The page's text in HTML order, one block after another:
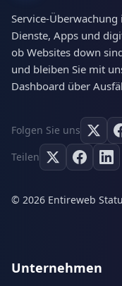
Service-
Dienste, Apps und
ob Websites down
und bleiben Sie mit
Dashboard über
Folgen Sie uns
Teilen
© 2026 Entireweb
Unternehmen